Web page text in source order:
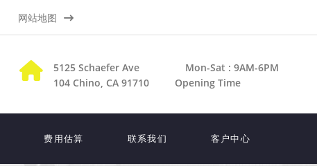
网站地图
5125 Schaefer Ave
104 Chino, CA 91710
Mon-Sat : 9AM-6PM
Opening Time
费用估算 联系我们 客户中心